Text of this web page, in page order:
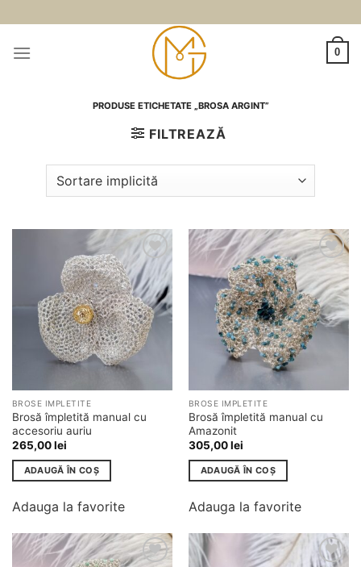
to
content
0
PRODUSE ETICHETATE „BROSA ARGINT”
FILTREAZĂ
Adauga
la
favorite
BROSE IMPLETITE
Brosă împletită manual cu
accesoriu auriu
265,00lei
ADAUGĂ ÎN COȘ
Adauga la favorite
Adauga
la
favorite
BROSE IMPLETITE
Brosă împletită manual cu
Amazonit
305,00lei
ADAUGĂ ÎN COȘ
Adauga la favorite